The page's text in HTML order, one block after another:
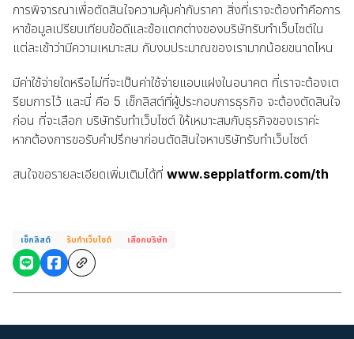
การพิจารณาเพื่อตัดสินใจความคุ้มค่ากับราคา สิ่งที่เราจะต้องทำคือการ
หาข้อมูลเปรียบเทียบข้อดีและข้อแตกต่างของบริษัทรับทำเว็บไซต์ใน
แต่ละเช้าว่ามีความเหมาะสม กับงบประมาณของเรามากน้อยขนาดไหน
มีค่าใช้จ่ายใดหรือไม่ที่จะเป็นค่าใช้จ่ายแอบแฝงในอนาคต ที่เราจะต้องเต
รียมการไว้ และนี่ คือ 5 เช็กลิสต์ที่ผู้ประกอบการธุรกิจ จะต้องตัดสินใจ
ก่อน ที่จะเลือก บริษัทรับทำเว็บไซต์ ให้เหมาะสมกับธุรกิจของเราค่ะ
หากต้องการขอรับคำปรึกษาก่อนตัดสินใจหาบริษัทรับทำเว็บไซต์
สนใจขอรายละเอียดเพิ่มเติมได้ที่ www.sepplatform.com/th
เช็กลิสต์ รับทำเว็บไซต์ เลือกบริษัท